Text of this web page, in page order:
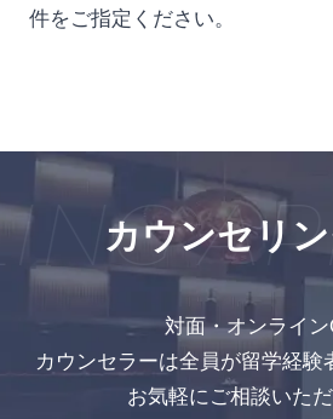
件をご指定ください。
カウンセリ
対面・オンライン
カウンセラーは全員が留学経験
お気軽にご相談いただ